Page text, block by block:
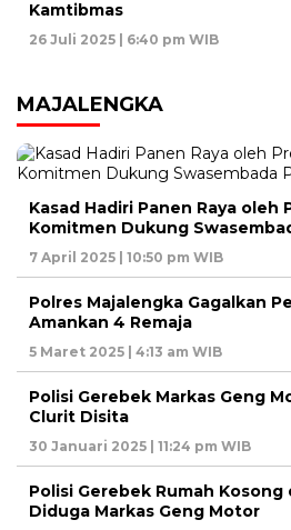
Kamtibmas
26 Juli 2025 | 6:40 pm WIB
MAJALENGKA
Kasad Hadiri Panen Raya oleh
Komitmen Dukung
7 April 2025 | 10:50 pm WIB
Polres Majalengka Gagalkan
Amankan 4 Remaja
5 Maret 2025 | 4:13 am WIB
Polisi Gerebek Markas Geng
Clurit Disita
30 Januari 2025 | 11:24 pm WIB
Polisi Gerebek Rumah Kosong
Diduga Markas Geng Motor